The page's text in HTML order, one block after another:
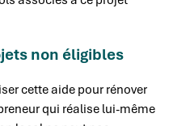
non éligibles
cette aide pour rénover
qui réalise lui-même